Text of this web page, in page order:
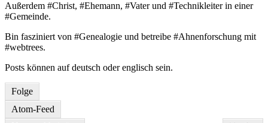
Außerdem #Christ, #Ehemann, #Vater und #Technikleiter in einer
#Gemeinde.
Bin fasziniert von #Genealogie und betreibe #Ahnenforschung mit
#webtrees.
Posts können auf deutsch oder englisch sein.
Folge
Atom-Feed